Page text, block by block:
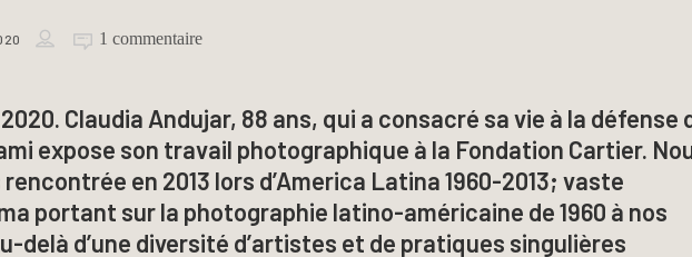
1 commentaire
Claudia Andujar, 88 ans, qui a consacré sa vie à la défense
expose son travail photographique à la Fondation Cartier.
rencontrée en 2013 lors d’America Latina 1960-2013; vaste
portant sur la photographie latino-américaine de 1960 à nos
delà d’une diversité d’artistes et de pratiques singulières